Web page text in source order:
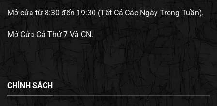
Mở cửa từ 8:30 đến 19:30 (Tất Cả Các Ngày Trong Tuần).
Mở Cửa Cả Thứ 7 Và CN.
CHÍNH SÁCH